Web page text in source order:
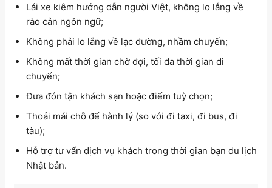
Lái xe kiêm hướng dẫn người Việt, không lo lắng về
rào cản ngôn ngữ;
Không phải lo lắng về lạc đường, nhầm chuyến;
Không mất thời gian chờ đợi, tối đa thời gian di
chuyển;
Đưa đón tận khách sạn hoặc điểm tuỳ chọn;
Thoải mái chỗ để hành lý (so với đi taxi, đi bus, đi
tàu);
Hỗ trợ tư vấn dịch vụ khách trong thời gian bạn du lịch
Nhật bản.